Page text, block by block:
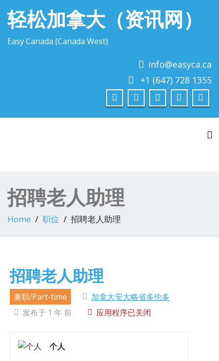
轻松加拿大（资讯网）
Easy Canada (Canada West)
info@easyca.ca
+1 (647) 728 1355
招聘老人助理
Home 职位 招聘老人助理
招聘老人助理
兼职/Part-time
加拿大安大略省多伦多
发布于 1 年 前
应用程序已关闭
个人